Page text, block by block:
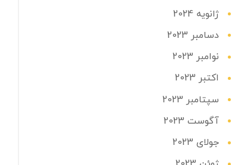
ژانویه 2024
دسامبر 2023
نوامبر 2023
اکتبر 2023
سپتامبر 2023
آگوست 2023
جولای 2023